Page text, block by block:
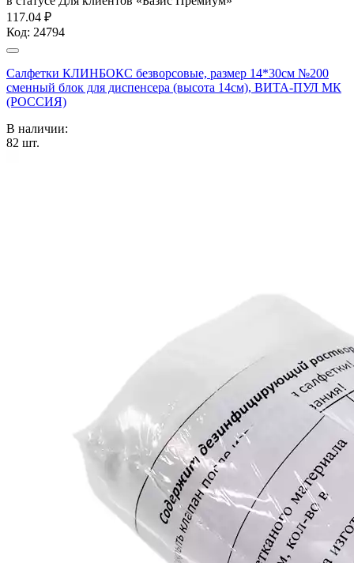
117.04 ₽
Код: 24794
Салфетки КЛИНБОКС безворсовые, размер 14*30см №200
сменный блок для диспенсера (высота 14см), ВИТА-ПУЛ МК
(РОССИЯ)
В наличии:
82 шт.